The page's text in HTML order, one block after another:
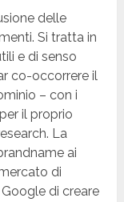
delle
Si tratta in
e di senso
co-occorrere il
– con i
il proprio
La
ai
di
di creare